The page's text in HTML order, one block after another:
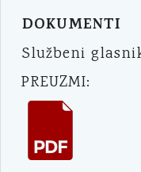
DOKUMENTI
Službeni
PREUZMI: